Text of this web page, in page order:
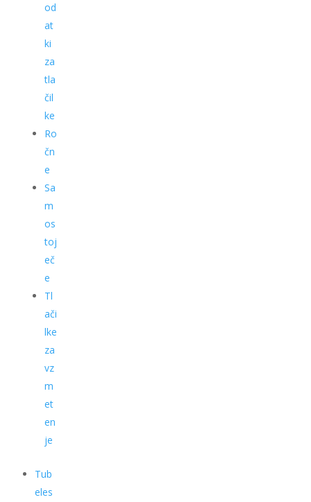
od
at
ki
za
tla
čil
ke
Ro
čn
e
Sa
m
os
toj
eč
e
Tl
ači
lke
za
vz
m
et
en
je
Tub
eles